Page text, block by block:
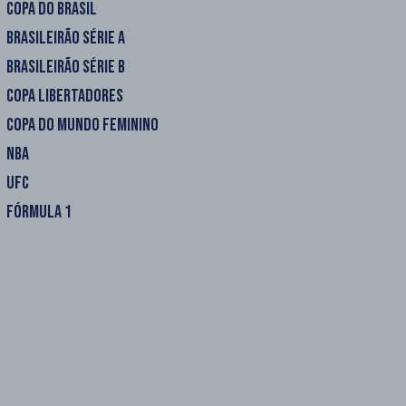
COPA DO BRASIL
BRASILEIRÃO SÉRIE A
BRASILEIRÃO SÉRIE B
COPA LIBERTADORES
COPA DO MUNDO FEMININO
NBA
UFC
FÓRMULA 1